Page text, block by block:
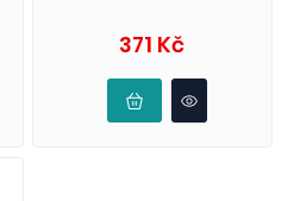
371 KčCena